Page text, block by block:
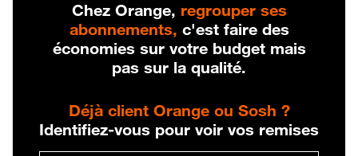
Chez Orange, regrouper ses
abonnements, c'est faire des
économies sur votre budget mais
pas sur la qualité.
Déjà client Orange ou Sosh ?
Identifiez-vous pour voir vos remises